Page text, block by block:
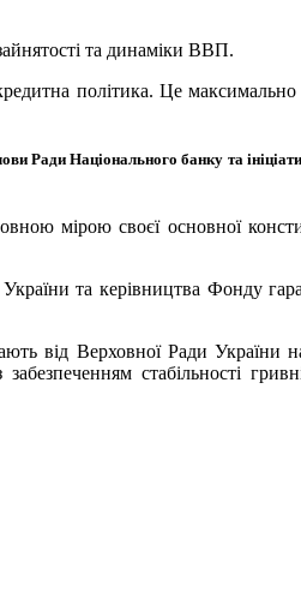
та динаміки ВВП.
політика. Це максимально
Ради Національного банку та
мірою своєї основної
та керівництва Фонду
від Верховної Ради України
стабільності